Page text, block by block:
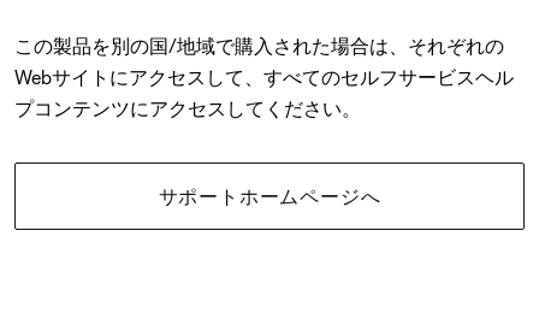
この製品を別の国/地域で購入された場合は、それぞれの
Webサイトにアクセスして、すべてのセルフサービスヘル
プコンテンツにアクセスしてください。
サポートホームページへ